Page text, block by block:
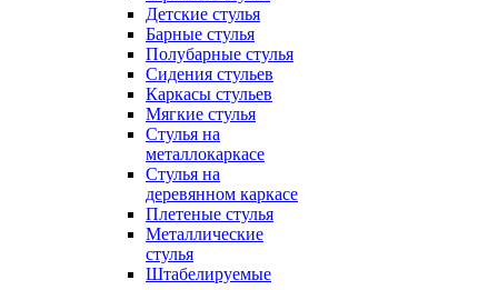
Детские стулья
Барные стулья
Полубарные стулья
Сидения стульев
Каркасы стульев
Мягкие стулья
Стулья на
металлокаркасе
Стулья на
деревянном каркасе
Плетеные стулья
Металлические
стулья
Штабелируемые